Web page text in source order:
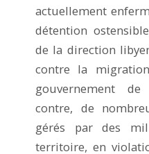
actuellement
détention
de la direction
contre la
gouvernement
contre, de
gérés par des
territoire, en